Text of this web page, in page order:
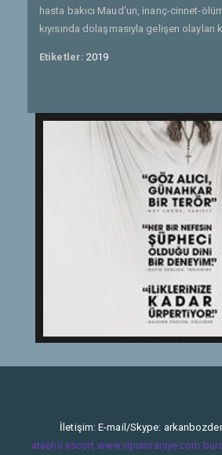
hasta bakıcı Maud'un, inanç-cinnet-
kıyısında dolaşmasıyla gelişen olayları
Etiketler:2019
İletişim: E-mail/Skype:
ataehir escort www.vipumraniye.com